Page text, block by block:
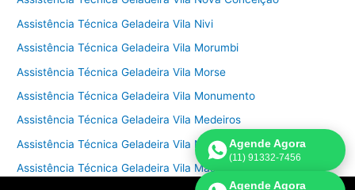
Assistência Técnica Geladeira Vila Nivi
Assistência Técnica Geladeira Vila Morumbi
Assistência Técnica Geladeira Vila Morse
Assistência Técnica Geladeira Vila Monumento
Assistência Técnica Geladeira Vila Medeiros
Assistência Técnica Geladeira Vila Mazzei
Assistência Técnica Geladeira Vila Mascote
Agende Agora
(11) 91332-7456
Agende Agora